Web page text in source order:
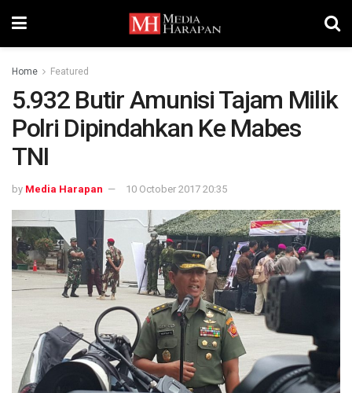
Home Featured
5.932 Butir Amunisi Tajam Milik
Polri Dipindahkan Ke Mabes
TNI
by Media Harapan 10 October 2017 20:35